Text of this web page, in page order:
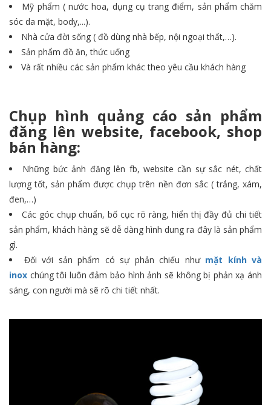
Mỹ phẩm ( nước hoa, dụng cụ trang điểm, sản phẩm chăm
sóc da mặt, body,...).
Nhà cửa đời sống ( đồ dùng nhà bếp, nội ngoại thất,…).
Sản phẩm đồ ăn, thức uống
Và rất nhiều các sản phẩm khác theo yêu cầu khách hàng
Chụp hình quảng cáo sản phẩm
đăng lên website, facebook, shop
bán hàng:
Những bức ảnh đăng lên fb, website cần sự sắc nét, chất
lượng tốt, sản phẩm được chụp trên nền đơn sắc ( trắng, xám,
đen,…)
Các góc chụp chuẩn, bố cục rõ ràng, hiển thị đầy đủ chi tiết
sản phẩm, khách hàng sẽ dễ dàng hình dung ra đây là sản phẩm
gì.
Đối với sản phẩm có sự phản chiếu như mặt kính và
inox chúng tôi luôn đảm bảo hình ảnh sẽ không bị phản xạ ánh
sáng, con người mà sẽ rõ chi tiết nhất.